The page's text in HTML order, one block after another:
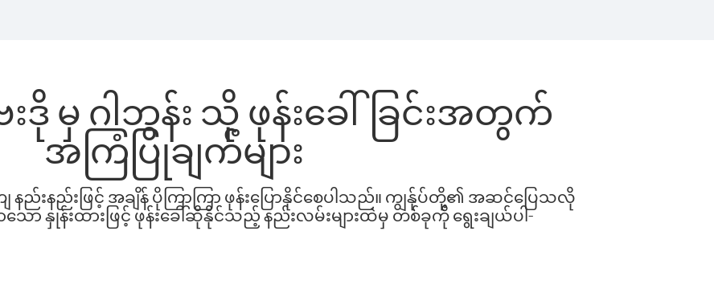
မှ ဂါဘွန်း သို့ ဖုန်းခေါ်ခြင်းအတွက်
အကြံပြုချက်များ
းနည်းဖြင့် အချိန် ပိုကြာကြာ ဖုန်းပြောနိုင်စေပါသည်။ ကျွန်ုပ်တို့၏ အဆင်ပြေသလို
ော နှုန်းထားဖြင့် ဖုန်းခေါ်ဆိုနိုင်သည့် နည်းလမ်းများထဲမှ တစ်ခုကို ရွေးချယ်ပါ-